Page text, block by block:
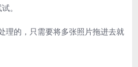
。
理的，只需要将多张照片拖进去就